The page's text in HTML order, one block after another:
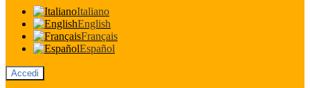
Italiano
English
Français
Español
Accedi